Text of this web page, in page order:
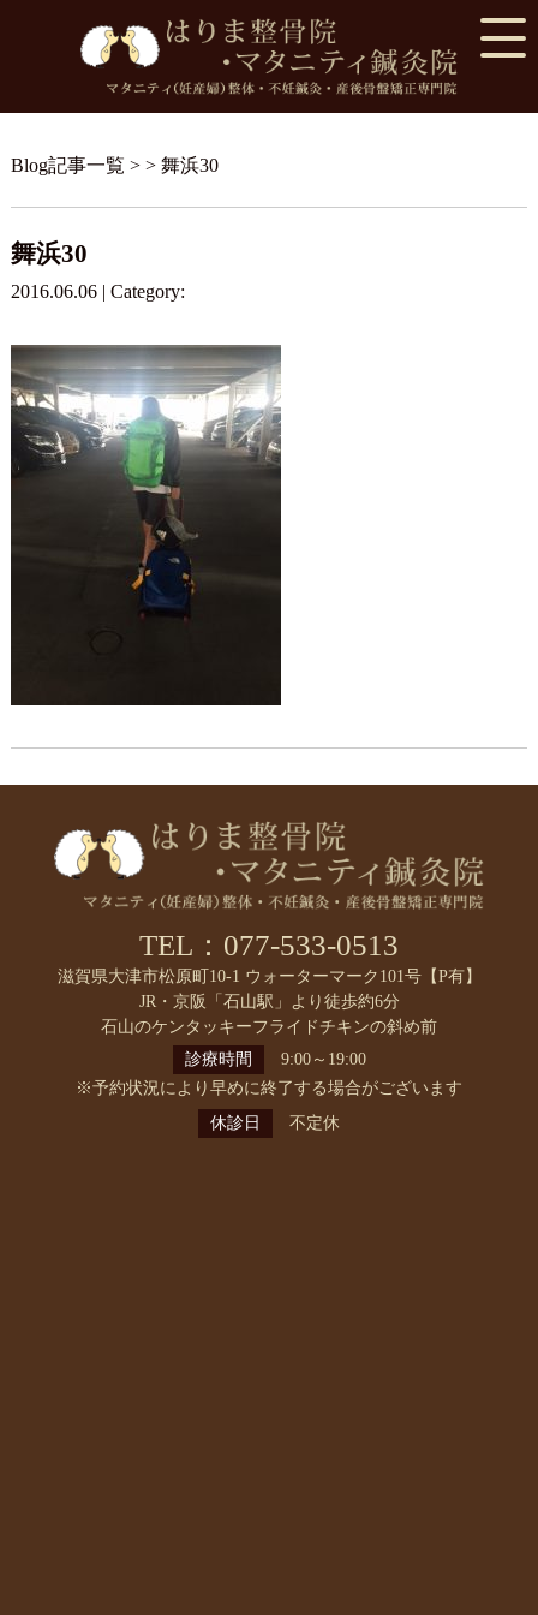
Blog記事一覧 > > 舞浜30
舞浜30
2016.06.06 | Category:
TEL：077-533-0513
滋賀県大津市松原町10-1 ウォーターマーク101号【P有】
JR・京阪「石山駅」より徒歩約6分
石山のケンタッキーフライドチキンの斜め前
診療時間
9:00～19:00
※予約状況により早めに終了する場合がございます
休診日
不定休